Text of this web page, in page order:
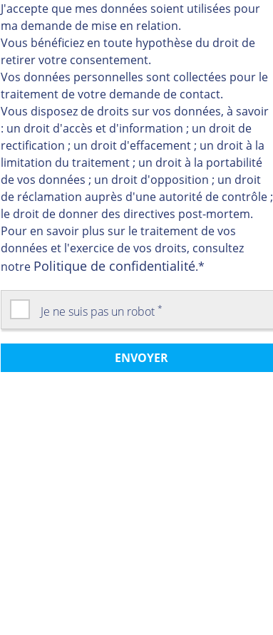
J'accepte que mes données soient utilisées pour
ma demande de mise en relation.
Vous bénéficiez en toute hypothèse du droit de
retirer votre consentement.
Vos données personnelles sont collectées pour le
traitement de votre demande de contact.
Vous disposez de droits sur vos données, à savoir
: un droit d'accès et d'information ; un droit de
rectification ; un droit d'effacement ; un droit à la
limitation du traitement ; un droit à la portabilité
de vos données ; un droit d'opposition ; un droit
de réclamation auprès d'une autorité de contrôle ;
le droit de donner des directives post-mortem.
Pour en savoir plus sur le traitement de vos
données et l'exercice de vos droits, consultez
notre Politique de confidentialité.*
Je ne suis pas un robot*